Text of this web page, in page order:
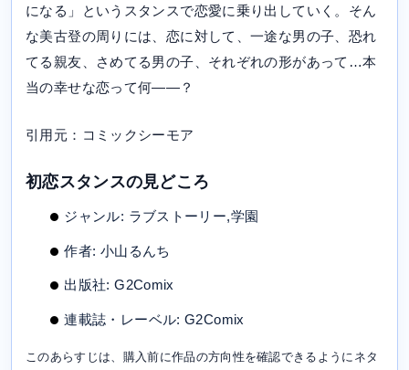
になる」というスタンスで恋愛に乗り出していく。そん
な美古登の周りには、恋に対して、一途な男の子、恐れ
てる親友、さめてる男の子、それぞれの形があって…本
当の幸せな恋って何――？
引用元：コミックシーモア
初恋スタンスの見どころ
ジャンル: ラブストーリー,学園
作者: 小山るんち
出版社: G2Comix
連載誌・レーベル: G2Comix
このあらすじは、購入前に作品の方向性を確認できるようにネタ